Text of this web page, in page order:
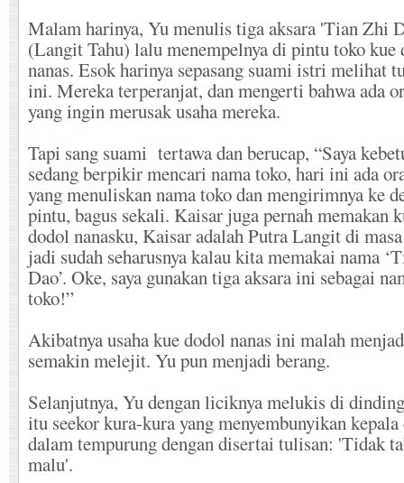
Malam harinya, Yu menulis tiga aksara 'Tian Zhi
(Langit Tahu) lalu menempelnya di pintu toko kue
nanas. Esok harinya sepasang suami istri melihat
ini. Mereka terperanjat, dan mengerti bahwa ada
yang ingin merusak usaha mereka.
Tapi sang suami tertawa dan berucap, “Saya
sedang berpikir mencari nama toko, hari ini ada
yang menuliskan nama toko dan mengirimnya ke
pintu, bagus sekali. Kaisar juga pernah memakan
dodol nanasku, Kaisar adalah Putra Langit di
jadi sudah seharusnya kalau kita memakai nama
Dao’. Oke, saya gunakan tiga aksara ini sebagai
toko!”
Akibatnya usaha kue dodol nanas ini malah
semakin melejit. Yu pun menjadi berang.
Selanjutnya, Yu dengan liciknya melukis di
itu seekor kura-kura yang menyembunyikan
dalam tempurung dengan disertai tulisan: 'Tidak
malu'.